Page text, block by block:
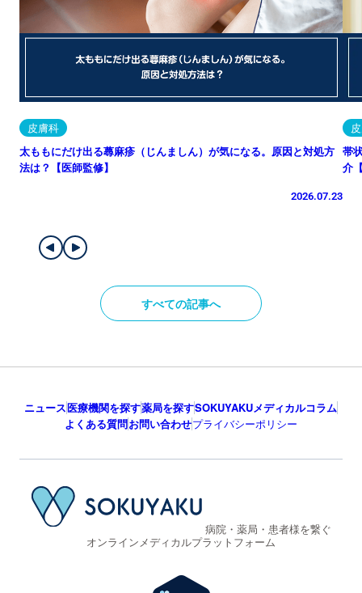
皮膚科
太ももにだけ出る蕁麻疹（じんましん）が気になる。原因と対処方
法は？【医師監修】
2026.07.23
帯
介
すべての記事へ
ニュース医療機関を探す薬局を探すSOKUYAKUメディカルコラム
よくある質問お問い合わせプライバシーポリシー
病院・薬局・患者様を繋ぐ
オンラインメディカルプラットフォーム